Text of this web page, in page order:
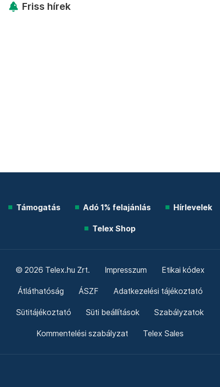
Friss hírek
Támogatás Adó 1% felajánlás Hírlevelek
Telex Shop
© 2026 Telex.hu Zrt. Impresszum Etikai kódex
Átláthatóság ÁSZF Adatkezelési tájékoztató
Sütitájékoztató Süti beállítások Szabályzatok
Kommentelési szabályzat Telex Sales